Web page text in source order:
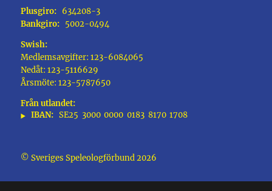
Plusgiro: 634208-3
Bankgiro: 5002-0494
Swish:
Medlemsavgifter: 123-6084065
Nedåt: 123-5116629
Årsmöte: 123-5787650
Från utlandet:
IBAN: SE25 3000 0000 0183 8170 1708
© Sveriges Speleologförbund 2026